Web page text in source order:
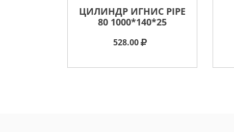
ЦИЛИНДР ИГНИС PIPE
80 1000*140*25
528.00